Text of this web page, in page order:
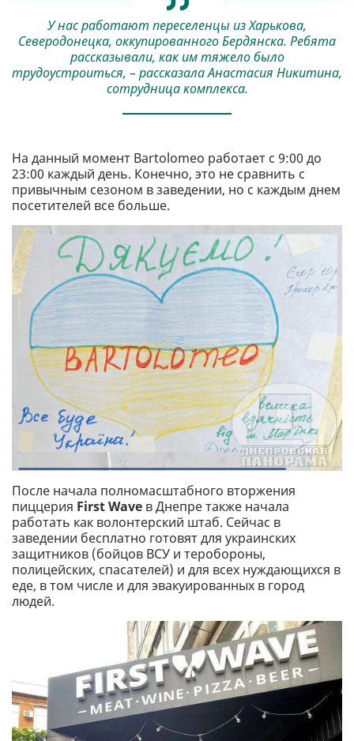
У нас работают переселенцы из Харькова,
Северодонецка, оккупированного Бердянска. Ребята
рассказывали, как им тяжело было
трудоустроиться, – рассказала Анастасия Никитина,
сотрудница комплекса.
На данный момент Bartolomeo работает с 9:00 до
23:00 каждый день. Конечно, это не сравнить с
привычным сезоном в заведении, но с каждым днем
посетителей все больше.
После начала полномасштабного вторжения
пиццерия First Wave в Днепре также начала
работать как волонтерский штаб. Сейчас в
заведении бесплатно готовят для украинских
защитников (бойцов ВСУ и теробороны,
полицейских, спасателей) и для всех нуждающихся в
еде, в том числе и для эвакуированных в город
людей.